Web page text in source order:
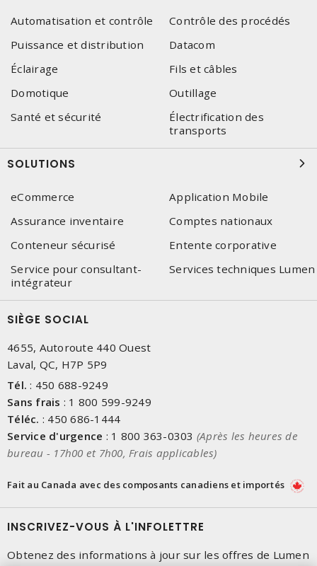
Automatisation et contrôle
Contrôle des procédés
Puissance et distribution
Datacom
Éclairage
Fils et câbles
Domotique
Outillage
Santé et sécurité
Électrification des
transports
SOLUTIONS
eCommerce
Application Mobile
Assurance inventaire
Comptes nationaux
Conteneur sécurisé
Entente corporative
Service pour consultant-
intégrateur
Services techniques Lumen
SIÈGE SOCIAL
4655, Autoroute 440 Ouest
Laval, QC, H7P 5P9
Tél. : 450 688-9249
Sans frais : 1 800 599-9249
Téléc. : 450 686-1444
Service d'urgence : 1 800 363-0303 (Après les heures de
bureau - 17h00 et 7h00, Frais applicables)
Fait au Canada avec des composants canadiens et importés
INSCRIVEZ-VOUS À L'INFOLETTRE
Obtenez des informations à jour sur les offres de Lumen